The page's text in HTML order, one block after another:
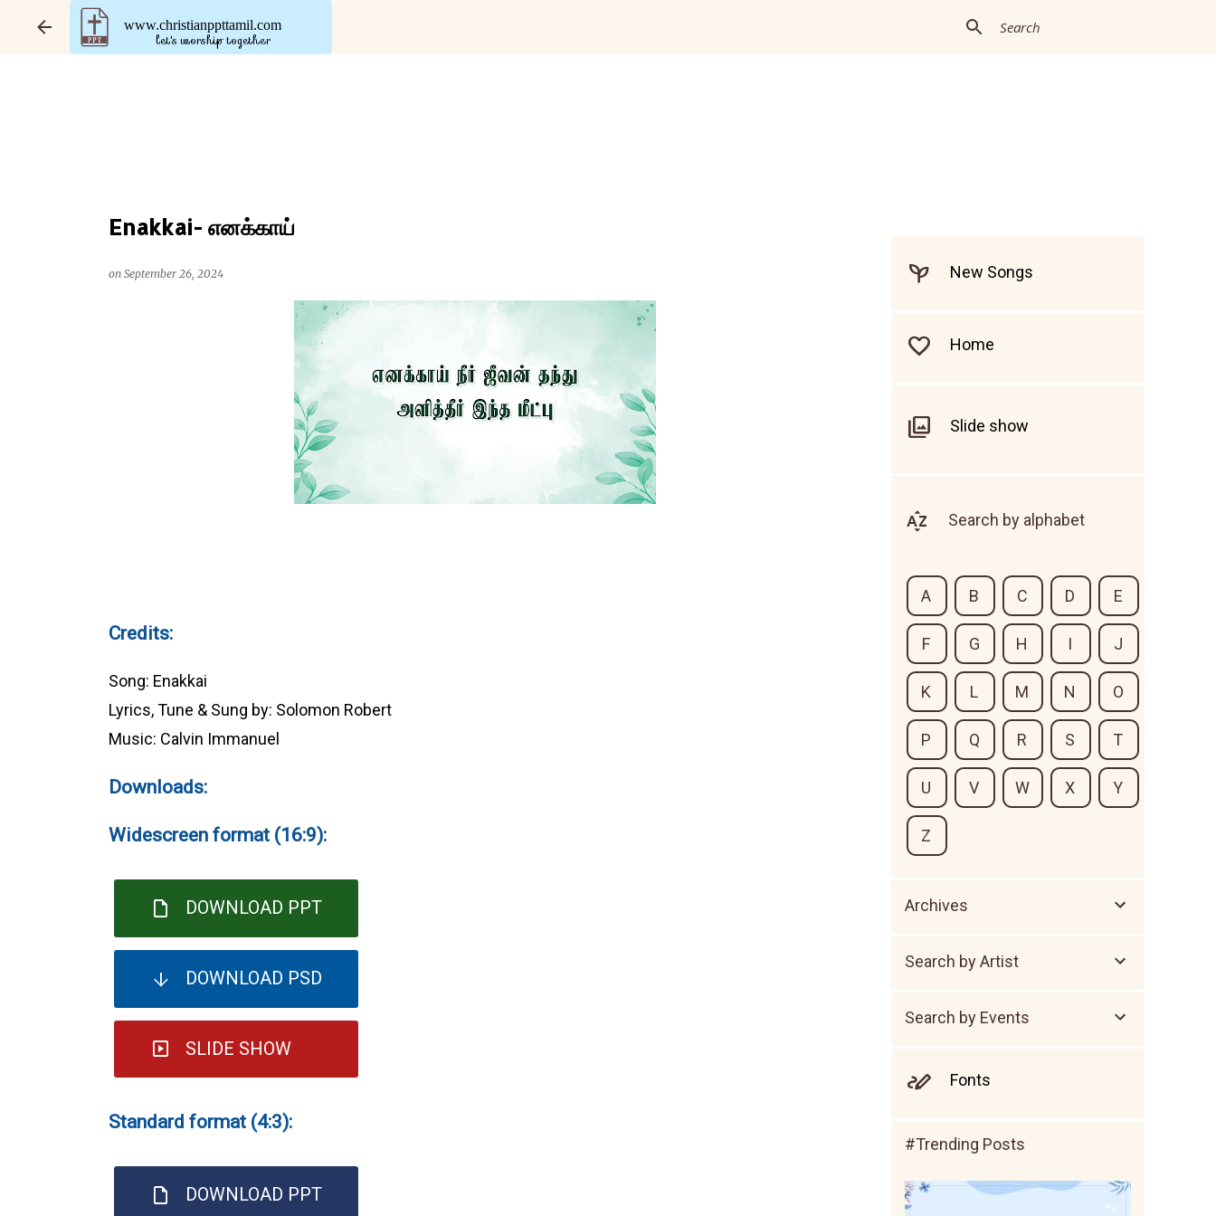
www.christianppttamil.com
let's worship together
Enakkai- எனக்காய்
on September 26, 2024
Credits:
Song: Enakkai
Lyrics, Tune & Sung by: Solomon Robert
Music: Calvin Immanuel
Downloads:
Widescreen format (16:9):
DOWNLOAD PPT
DOWNLOAD PSD
SLIDE SHOW
Standard format (4:3):
DOWNLOAD PPT
New Songs
Home
Slide show
Search by alphabet
A B C D E
F G H I J
K L M N O
P Q R S T
U V W X Y
Z
Archives
Search by Artist
Search by Events
Fonts
#Trending Posts